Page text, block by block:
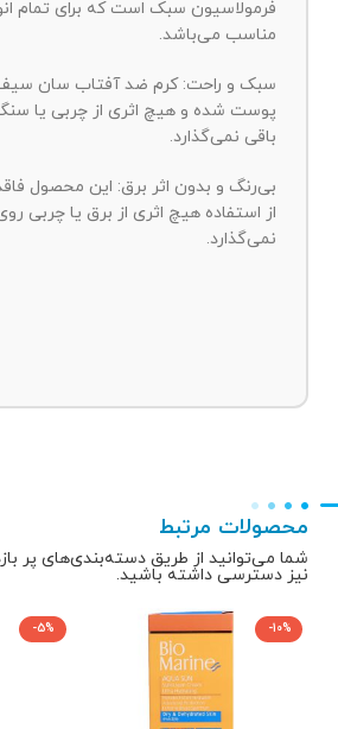
فرمولاسیون سبک است که برای تمام
مناسب می‌باشد.
سبک و راحت: کرم ضد آفتاب سان
پوست شده و هیچ اثری از چربی یا
باقی نمی‌گذارد.
بی‌رنگ و بدون اثر برق: این محصول
از استفاده هیچ اثری از برق یا چربی
نمی‌گذارد.
محصولات مرتبط
شما می‌توانید از طریق دسته‌بندی‌های پر
نیز دسترسی داشته باشید.
-10%
-5%